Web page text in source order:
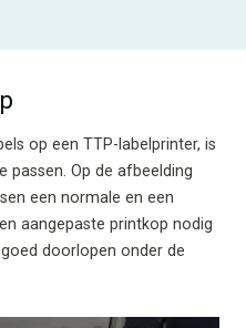
op een TTP-labelprinter, is
passen. Op de afbeelding
een normale en een
aangepaste printkop nodig
doorlopen onder de